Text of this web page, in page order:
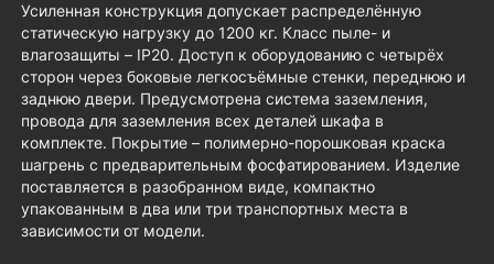
Усиленная конструкция допускает распределённую
статическую нагрузку до 1200 кг. Класс пыле- и
влагозащиты – IP20. Доступ к оборудованию с четырёх
сторон через боковые легкосъёмные стенки, переднюю и
заднюю двери. Предусмотрена система заземления,
провода для заземления всех деталей шкафа в
комплекте. Покрытие – полимерно-порошковая краска
шагрень с предварительным фосфатированием. Изделие
поставляется в разобранном виде, компактно
упакованным в два или три транспортных места в
зависимости от модели.